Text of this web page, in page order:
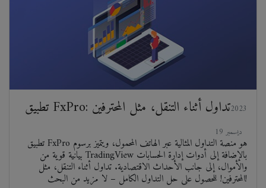
تطبيق FxPro: تداول أثناء التنقل، مثل المحترفين2023
تطبيق FxPro هو منصة التداول المثالية عبر الهاتف المحمول، ويتميز برسوم
بيانية قوية من TradingView بالإضافة إلى أدوات إدارة الحسابات
والأموال، إلى جانب الأحداث الاقتصادية. تداول أثناء التنقل، مثل
المحترفين! للحصول على حل التداول الكامل – لا مزيد من البحث!